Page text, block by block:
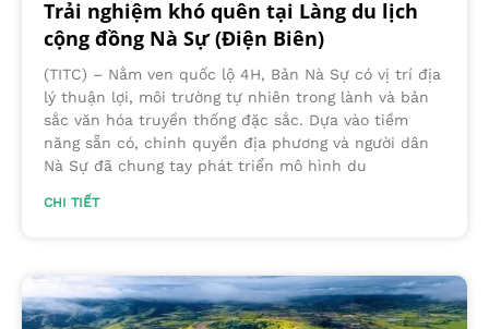
Trải nghiệm khó quên tại Làng du lịch
cộng đồng Nà Sự (Điện Biên)
(TITC) – Nằm ven quốc lộ 4H, Bản Nà Sự có vị trí địa
lý thuận lợi, môi trường tự nhiên trong lành và bản
sắc văn hóa truyền thống đặc sắc. Dựa vào tiềm
năng sẵn có, chính quyền địa phương và người dân
Nà Sự đã chung tay phát triển mô hình du
CHI TIẾT